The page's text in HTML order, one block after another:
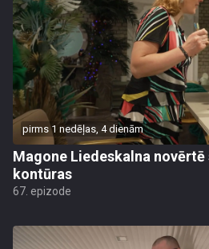
pirms 1 nedēļas, 4 dienām
Magone Liedeskalna novērtē
kontūras
67. epizode